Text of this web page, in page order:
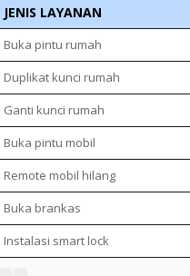
JENIS LAYANAN
Buka pintu rumah
Duplikat kunci rumah
Ganti kunci rumah
Buka pintu mobil
Remote mobil hilang
Buka brankas
Instalasi smart lock